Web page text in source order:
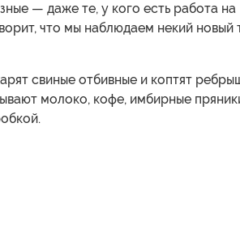
— даже те, у кого есть работа на
что мы наблюдаем некий новый
свиные отбивные и коптят
молоко, кофе, имбирные